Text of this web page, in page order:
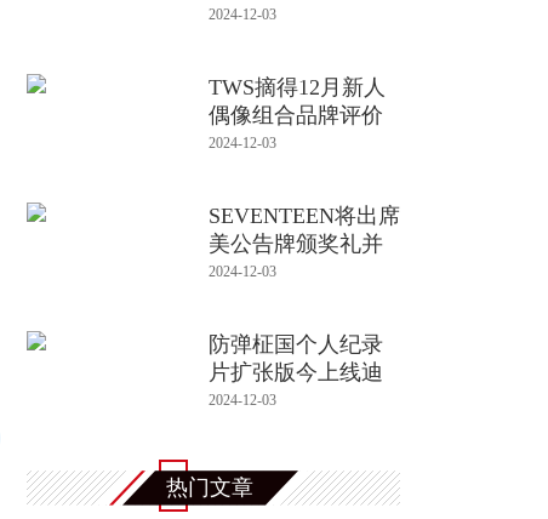
MAs'
2024-12-03
TWS摘得12月新人
偶像组合品牌评价
第一位
2024-12-03
SEVENTEEN将出席
美公告牌颁奖礼并
献艺
2024-12-03
防弹柾国个人纪录
片扩张版今上线迪
士尼+
2024-12-03
热门文章